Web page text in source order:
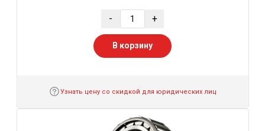
- +
В корзину
Узнать цену со скидкой для юридических лиц